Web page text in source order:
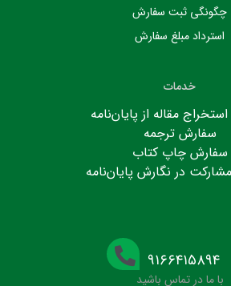
چگونگی ثبت سفارش
استرداد مبلغ سفارش
خدمات
مقاله از پایان‌نامه
سفارش ترجمه
سفارش چاپ کتاب
در نگارش پایان‌نامه
۹۱۶۶۴۱۵۸۹۴
با ما در تماس باشید